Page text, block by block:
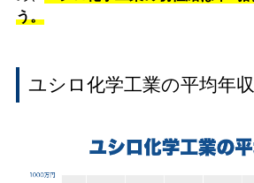
う。
ユシロ化学工業の平均年収